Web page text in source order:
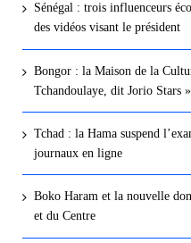
Sénégal : trois influenceurs
des vidéos visant le président
Bongor : la Maison de la
Tchandoulaye, dit Jorio Stars »
Tchad : la Hama suspend
journaux en ligne
Boko Haram et la nouvelle
et du Centre